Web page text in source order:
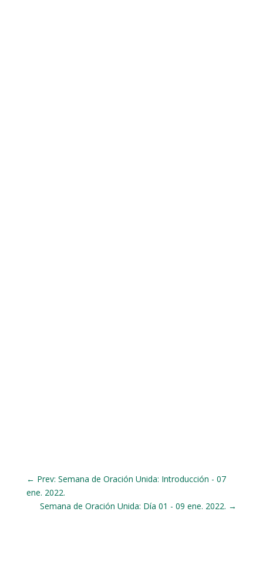
← Prev: Semana de Oración Unida: Introducción - 07
ene. 2022.
Semana de Oración Unida: Día 01 - 09 ene. 2022. →